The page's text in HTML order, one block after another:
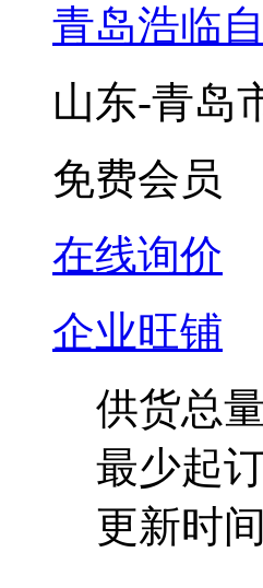
青岛浩临
山东-青岛
免费会员
在线询价
企业旺铺
供货总
最少起
更新时间